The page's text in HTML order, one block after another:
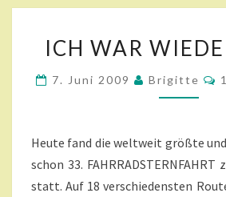
C
W
A
W
E
D
ICH WAR
7. Juni 2009 Brigitte
K
O
T
A
R
E
Heute fand die weltweit größte
schon 33.
statt. Auf 18 verschiedensten